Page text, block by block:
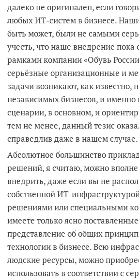
далеко не оригинален, если
любых ИТ-систем в бизнесе.
быть может, были не самыми
учесть, что наше внедрение пока
рамками компании «Обувь
серьёзные организационные и
задачи возникают, как известно,
независимых бизнесов, и именно
сценарии, в основном, и
тем не менее, данный тезис
справедлив даже в нашем случае.
Абсолютное большинство
решений, я считаю, можно
внедрить, даже если вы не
собственной ИТ-
решениями или специальными
имеете только ясно
представление об общих
технологии в бизнесе. Всю
людские ресурсы, можно
использовать в соответствии с